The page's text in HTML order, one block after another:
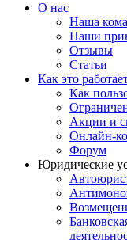
О нас
Наша
Наши
Отзывы
Статьи
Как это
Как
Акции и
Онлайн-
Форум
Юридические